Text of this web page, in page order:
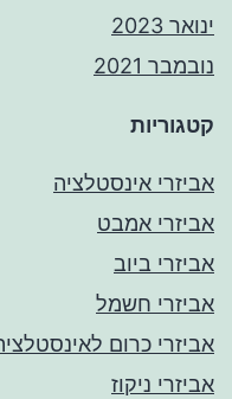
ינואר 2023
נובמבר 2021
קטגוריות
אביזרי אינסטלציה
אביזרי אמבט
אביזרי ביוב
אביזרי חשמל
אביזרי כרום
אביזרי ניקוז